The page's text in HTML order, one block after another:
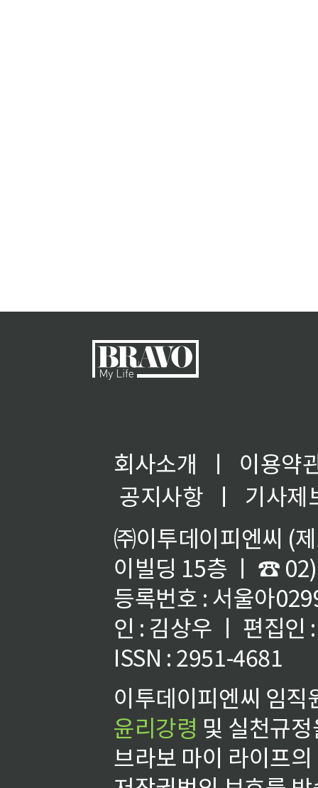
회사소개 ㅣ
이용약
공지사항
ㅣ
기사제
㈜이투데이피엔씨 (
이빌딩 15층 ㅣ ☎
등록번호 : 서울아
인 : 김상우 ㅣ 편집인
ISSN : 2951-4681
이투데이피엔씨 임
윤리강령 및 실천규
브라보 마이 라이프